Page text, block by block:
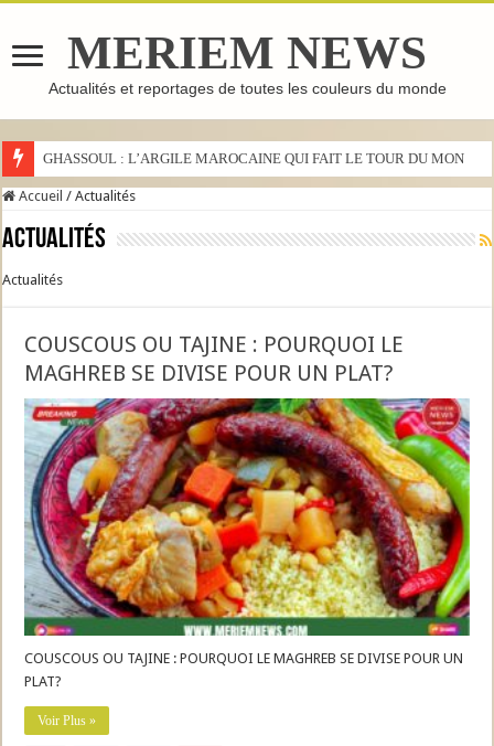
MERIEM NEWS
Actualités et reportages de toutes les couleurs du monde
GHASSOUL : L’ARGILE MAROCAINE QUI FAIT LE TOUR DU MONDE
Accueil / Actualités
Actualités
Actualités
COUSCOUS OU TAJINE : POURQUOI LE
MAGHREB SE DIVISE POUR UN PLAT?
COUSCOUS OU TAJINE : POURQUOI LE MAGHREB SE DIVISE POUR UN
PLAT?
Voir Plus »